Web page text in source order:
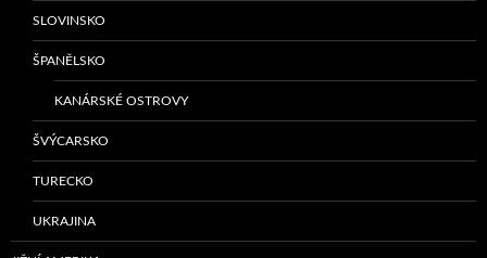
SLOVINSKO
ŠPANĚLSKO
KANÁRSKÉ OSTROVY
ŠVÝCARSKO
TURECKO
UKRAJINA